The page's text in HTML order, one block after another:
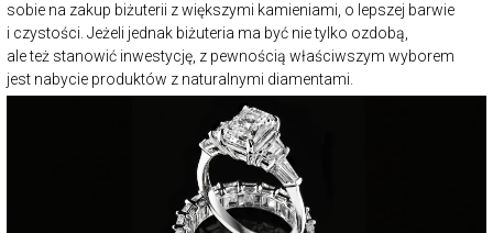
sobie na zakup biżuterii z większymi kamieniami, o lepszej barwie
i czystości. Jeżeli jednak biżuteria ma być nie tylko ozdobą,
ale też stanowić inwestycję, z pewnością właściwszym wyborem
jest nabycie produktów z naturalnymi diamentami.